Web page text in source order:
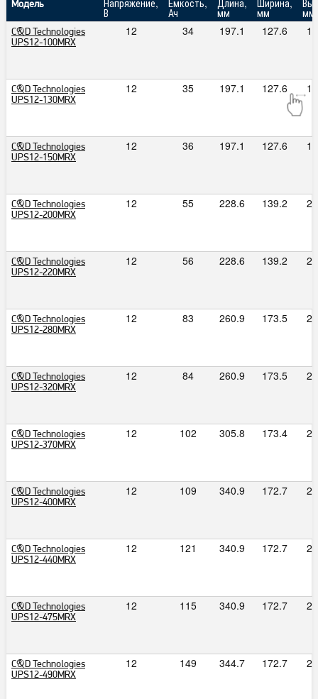
Модель Напряжение,
В
Ёмкость,
Ач
Длина,
мм
Ширина,
мм мм
C&D Technologies
UPS12-100MRX
12 34 197.1 127.6
C&D Technologies
UPS12-130MRX
12 35 197.1 127.6
C&D Technologies
UPS12-150MRX
12 36 197.1 127.6
C&D Technologies
UPS12-200MRX
12 55 228.6 139.2
C&D Technologies
UPS12-220MRX
12 56 228.6 139.2
C&D Technologies
UPS12-280MRX
12 83 260.9 173.5
C&D Technologies
UPS12-320MRX
12 84 260.9 173.5
C&D Technologies
UPS12-370MRX
12 102 305.8 173.4
C&D Technologies
UPS12-400MRX
12 109 340.9 172.7
C&D Technologies
UPS12-440MRX
12 121 340.9 172.7
C&D Technologies
UPS12-475MRX
12 115 340.9 172.7
C&D Technologies
UPS12-490MRX
12 149 344.7 172.7